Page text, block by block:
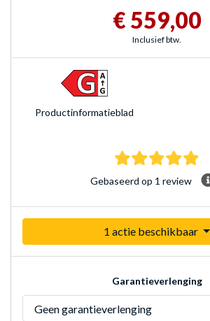
€ 559,00
Inclusief btw.
Product­informatieblad
Gebaseerd op 1 review
1 actie beschikbaar
Garantieverlenging